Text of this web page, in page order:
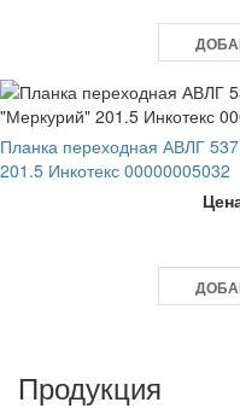
Планка переходная АВЛГ
201.5 Инкотекс 00000005032
Продукция